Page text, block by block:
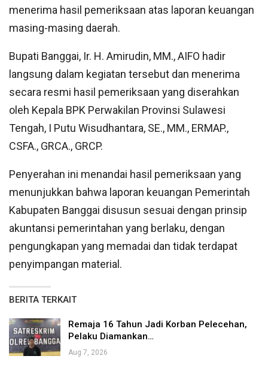
menerima hasil pemeriksaan atas laporan keuangan
masing-masing daerah.
Bupati Banggai, Ir. H. Amirudin, MM., AIFO hadir
langsung dalam kegiatan tersebut dan menerima
secara resmi hasil pemeriksaan yang diserahkan
oleh Kepala BPK Perwakilan Provinsi Sulawesi
Tengah, I Putu Wisudhantara, SE., MM., ERMAP.,
CSFA., GRCA., GRCP.
Penyerahan ini menandai hasil pemeriksaan yang
menunjukkan bahwa laporan keuangan Pemerintah
Kabupaten Banggai disusun sesuai dengan prinsip
akuntansi pemerintahan yang berlaku, dengan
pengungkapan yang memadai dan tidak terdapat
penyimpangan material.
BERITA TERKAIT
Remaja 16 Tahun Jadi Korban Pelecehan,
Pelaku Diamankan…
Aug 7, 2026